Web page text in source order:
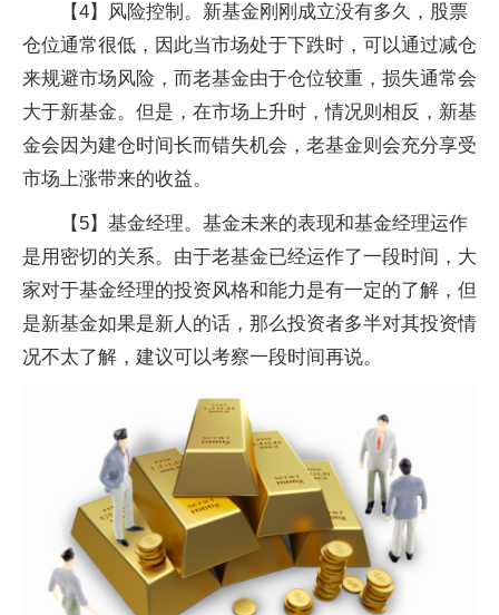
【4】风险控制。新基金刚刚成立没有多久，股票
仓位通常很低，因此当市场处于下跌时，可以通过减仓
来规避市场风险，而老基金由于仓位较重，损失通常会
大于新基金。但是，在市场上升时，情况则相反，新基
金会因为建仓时间长而错失机会，老基金则会充分享受
市场上涨带来的收益。
【5】基金经理。基金未来的表现和基金经理运作
是用密切的关系。由于老基金已经运作了一段时间，大
家对于基金经理的投资风格和能力是有一定的了解，但
是新基金如果是新人的话，那么投资者多半对其投资情
况不太了解，建议可以考察一段时间再说。